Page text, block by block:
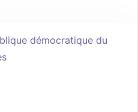
démocratique du